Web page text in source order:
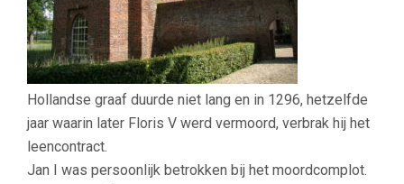
Hollandse graaf duurde niet lang en in 1296, hetzelfde
jaar waarin later Floris V werd vermoord, verbrak hij het
leencontract.
Jan I was persoonlijk betrokken bij het moordcomplot.